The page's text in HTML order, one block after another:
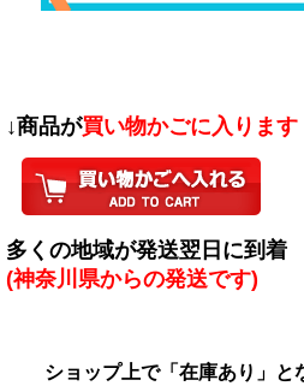
↓商品が買い物かごに入ります
多くの地域が発送翌日に到着
(神奈川県からの発送です)
ショップ上で「在庫あり」とな